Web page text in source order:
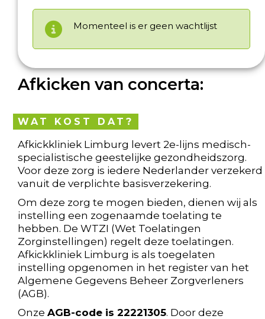
Momenteel is er geen wachtlijst
Afkicken van concerta:
WAT KOST DAT?
Afkickkliniek Limburg levert 2e-lijns medisch-
specialistische geestelijke gezondheidszorg.
Voor deze zorg is iedere Nederlander verzekerd
vanuit de verplichte basisverzekering.
Om deze zorg te mogen bieden, dienen wij als
instelling een zogenaamde toelating te
hebben. De WTZI (Wet Toelatingen
Zorginstellingen) regelt deze toelatingen.
Afkickkliniek Limburg is als toegelaten
instelling opgenomen in het register van het
Algemene Gegevens Beheer Zorgverleners
(AGB).
Onze AGB-code is 22221305. Door deze